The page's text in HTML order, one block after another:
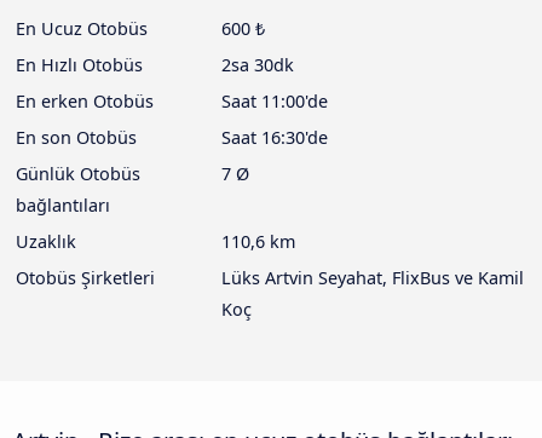
En Ucuz Otobüs
600 ₺
En Hızlı Otobüs
2sa 30dk
En erken Otobüs
Saat 11:00'de
En son Otobüs
Saat 16:30'de
Günlük Otobüs
bağlantıları
7 Ø
Uzaklık
110,6 km
Otobüs Şirketleri
Lüks Artvin Seyahat, FlixBus ve Kamil
Koç